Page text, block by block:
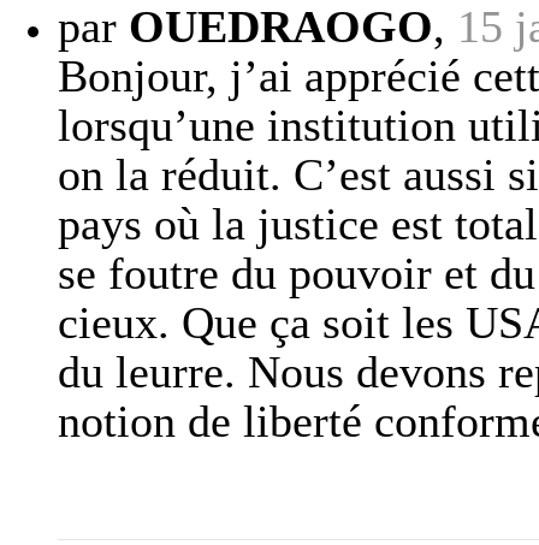
par OUEDRAOGO, 15
Bonjour, j’ai apprécié
lorsqu’une institution
on la réduit. C’est aussi
pays où la justice est
se foutre du pouvoir et
cieux. Que ça soit les
du leurre. Nous devons
notion de liberté